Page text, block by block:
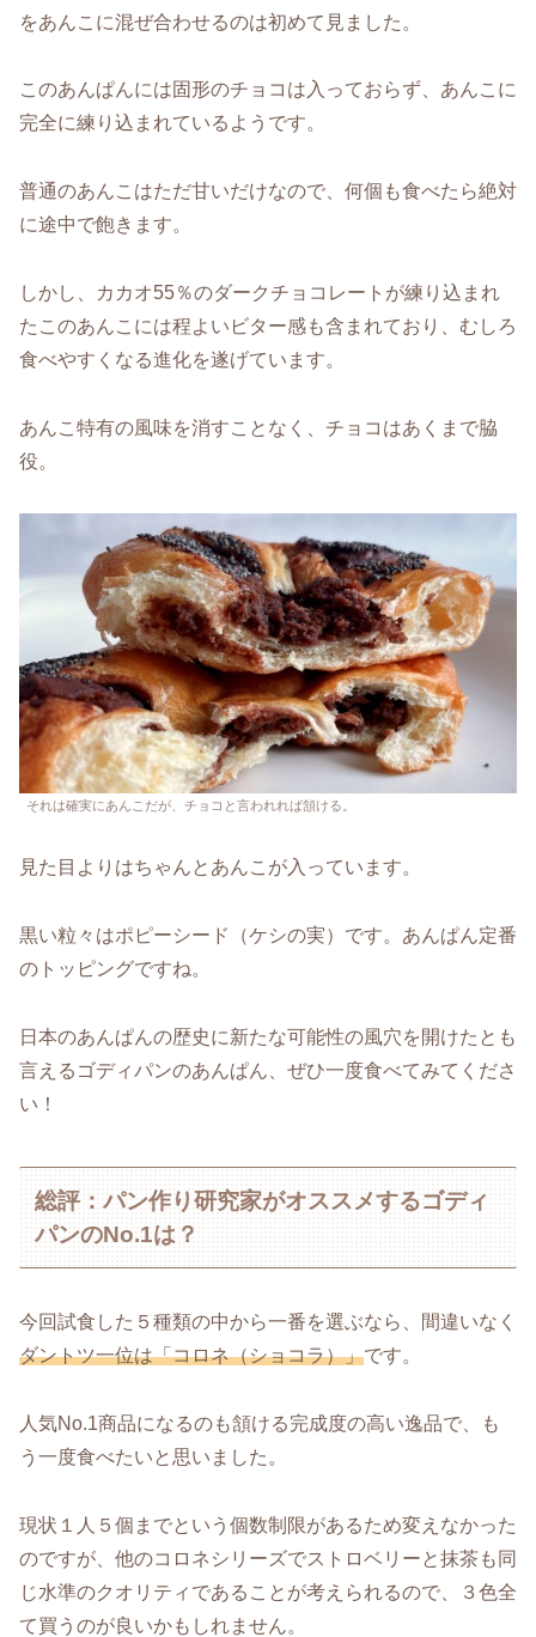
をあんこに混ぜ合わせるのは初めて見ました。
このあんぱんには固形のチョコは入っておらず、あんこに
完全に練り込まれているようです。
普通のあんこはただ甘いだけなので、何個も食べたら絶対
に途中で飽きます。
しかし、カカオ55％のダークチョコレートが練り込まれ
たこのあんこには程よいビター感も含まれており、むしろ
食べやすくなる進化を遂げています。
あんこ特有の風味を消すことなく、チョコはあくまで脇
役。
それは確実にあんこだが、チョコと言われれば頷ける。
見た目よりはちゃんとあんこが入っています。
黒い粒々はポピーシード（ケシの実）です。あんぱん定番
のトッピングですね。
日本のあんぱんの歴史に新たな可能性の風穴を開けたとも
言えるゴディパンのあんぱん、ぜひ一度食べてみてくださ
い！
総評：パン作り研究家がオススメするゴディ
パンのNo.1は？
今回試食した５種類の中から一番を選ぶなら、間違いなく
ダントツ一位は「コロネ（ショコラ）」です。
人気No.1商品になるのも頷ける完成度の高い逸品で、も
う一度食べたいと思いました。
現状１人５個までという個数制限があるため変えなかった
のですが、他のコロネシリーズでストロベリーと抹茶も同
じ水準のクオリティであることが考えられるので、３色全
て買うのが良いかもしれません。